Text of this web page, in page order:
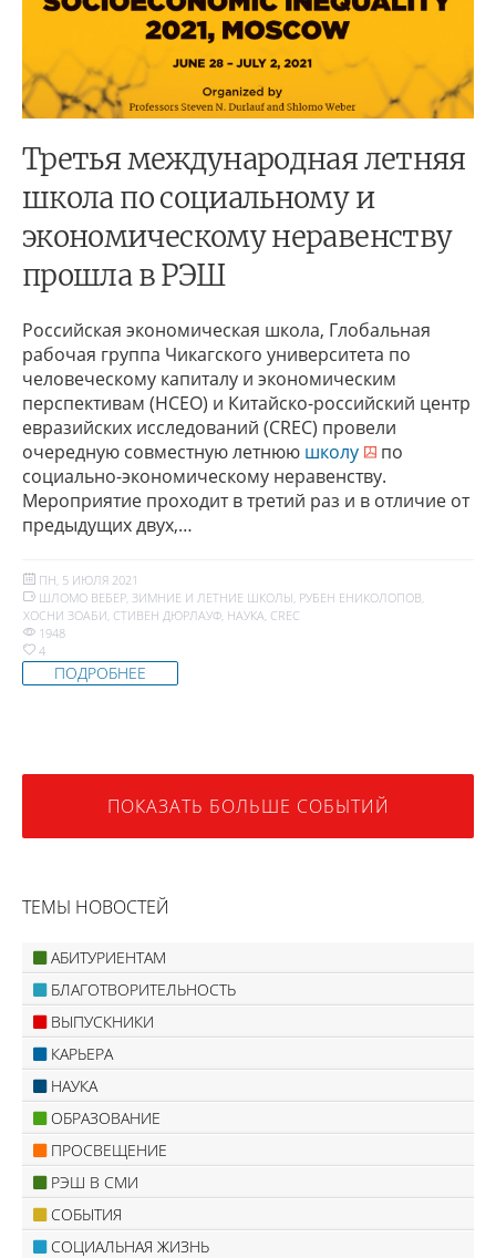
Третья международная летняя
школа по социальному и
экономическому неравенству
прошла в РЭШ
Российская экономическая школа, Глобальная
рабочая группа Чикагского университета по
человеческому капиталу и экономическим
перспективам (HCEO) и Китайско-российский центр
евразийских исследований (CREC) провели
очередную совместную летнюю школу
по
социально-экономическому неравенству.
Мероприятие проходит в третий раз и в отличие от
предыдущих двух,…
ПН, 5 ИЮЛЯ 2021
ШЛОМО ВЕБЕР ЗИМНИЕ И ЛЕТНИЕ ШКОЛЫ РУБЕН ЕНИКОЛОПОВ
ХОСНИ ЗОАБИ СТИВЕН ДЮРЛАУФ НАУКА CREC
1948
4
ПОДРОБНЕЕ
ПОКАЗАТЬ БОЛЬШЕ СОБЫТИЙ
ТЕМЫ НОВОСТЕЙ
АБИТУРИЕНТАМ
БЛАГОТВОРИТЕЛЬНОСТЬ
ВЫПУСКНИКИ
КАРЬЕРА
НАУКА
ОБРАЗОВАНИЕ
ПРОСВЕЩЕНИЕ
РЭШ В СМИ
СОБЫТИЯ
СОЦИАЛЬНАЯ ЖИЗНЬ